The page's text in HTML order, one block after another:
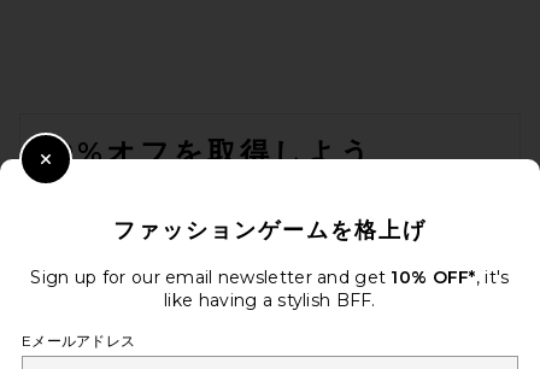
10%オフを取得しよう
プライバシーポリシー
ファッションゲームを格上げ
Sign up for our email newsletter and get 10% OFF*, it's
like having a stylish BFF.
Eメールアドレス
Close Modal